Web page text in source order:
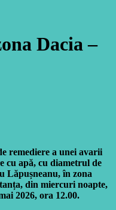
Dacia –
remediere a unei avarii
cu apă, cu diametrul de
Lăpușneanu, în zona
din miercuri noapte,
2026, ora 12.00.